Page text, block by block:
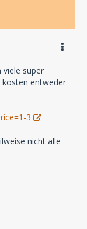
kam
viele super
kosten entweder
3
nicht alle